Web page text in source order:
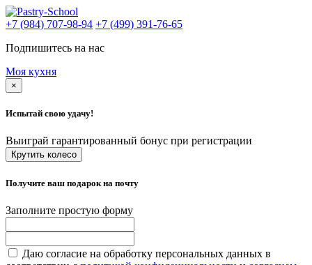
+7 (984) 707-98-94 +7 (499) 391-76-65
Подпишитесь на нас
Моя кухня
×
Испытай свою удачу!
Выиграй гарантированный бонус при регистрации
Крутить колесо
Получите ваш подарок на почту
Заполните простую форму
Даю согласие на обработку персональных данных в